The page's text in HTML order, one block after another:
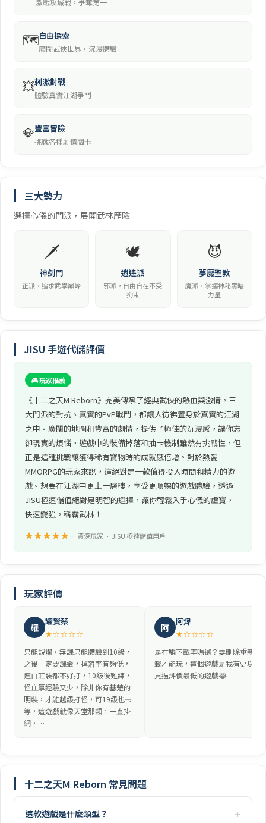
激戰攻城戰，爭奪第一
🗺️自由探索
廣闊武俠世界，沉浸體驗
💥刺激對戰
體驗真實江湖爭鬥
💎豐富冒險
挑戰各種劇情關卡
三大勢力
選擇心儀的門派，展開武林歷險
🗡️
神劍門
正派，追求武學巔峰
🕊️
逍遙派
邪派，自由自在不受
拘束
😈
夢魘聖教
魔派，掌握神秘黑暗
力量
JISU 手遊代儲評價
🎮 玩家推薦
《十二之天M Reborn》完美傳承了經典武俠的熱血與激情，三
大門派的對抗、真實的PvP戰鬥，都讓人彷彿置身於真實的江湖
之中。廣闊的地圖和豐富的劇情，提供了極佳的沉浸感，讓你忘
卻現實的煩惱。遊戲中的裝備掉落和抽卡機制雖然有挑戰性，但
正是這種挑戰讓獲得稀有寶物時的成就感倍增。對於熱愛
MMORPG的玩家來說，這絕對是一款值得投入時間和精力的遊
戲。想要在江湖中更上一層樓，享受更順暢的遊戲體驗，透過
JISU極速儲值絕對是明智的選擇，讓你輕鬆入手心儀的虛寶，
快速變強，稱霸武林！
★★★★★— 資深玩家 • JISU 極速儲值用戶
玩家評價
耀 耀賢蔡
★☆☆☆☆
只能說爛，無課只能體驗到10級，
之後一定要課金，掉落率有夠低，
連白莊裝都不好打，10級後難練，
怪血厚經驗又少，除非你有基楚的
明裝，才能越級打怪，可19級也卡
等，這遊戲就像天堂那類，一直掛
網，…
阿 阿煒
★☆☆☆☆
是在騙下載率嗎還？要刪除重新下
載才能玩，這個遊戲是我有史以來
見過評價最低的遊戲😂
十二之天M Reborn 常見問題
這款遊戲是什麼類型？